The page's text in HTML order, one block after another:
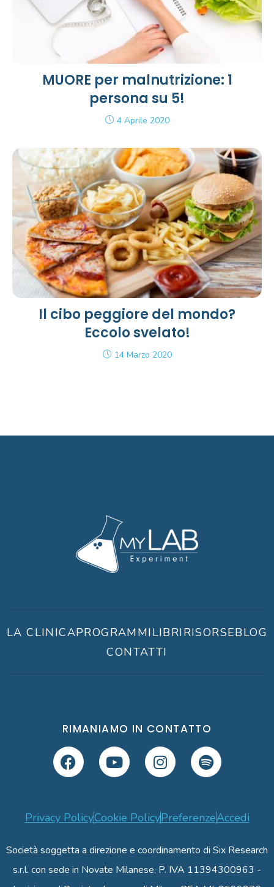
MUORE per malnutrizione: 1
persona su 5!
4 Aprile 2020
Il cibo peggiore del mondo?
Eccolo svelato!
14 Marzo 2020
LA CLINICAPROGRAMMILIBRIRISORSEBLOG
CONTATTI
RIMANIAMO IN CONTATTO
Privacy PolicyCookie PolicyPreferenzeAccedi
Società soggetta a direzione e coordinamento di Six Research
s.r.l. con sede in Novate Milanese, P. IVA 11394300963 -